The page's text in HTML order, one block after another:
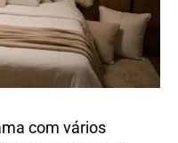
com vários